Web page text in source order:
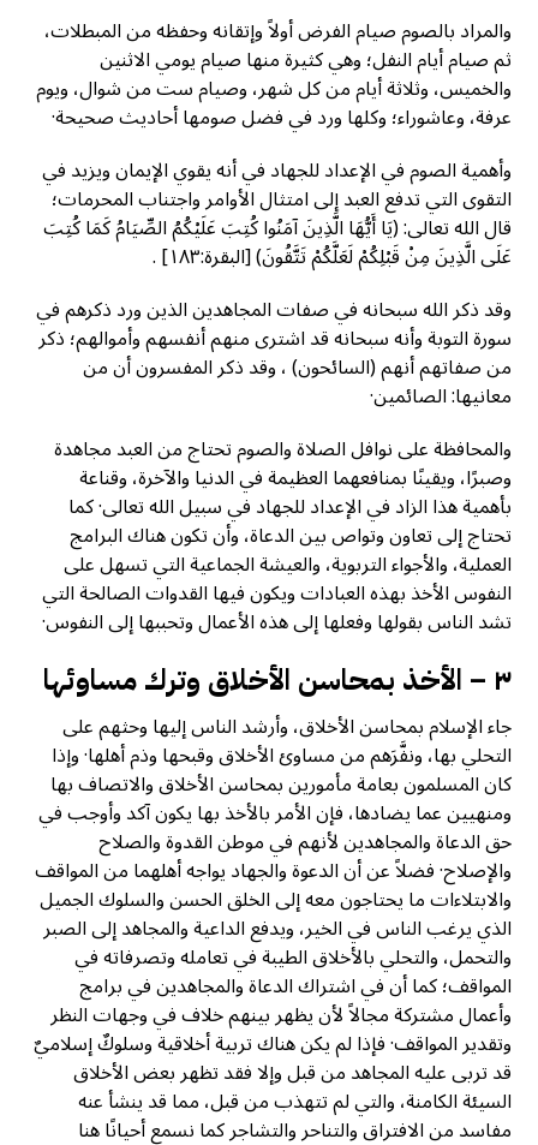
والمراد بالصوم صيام الفرض أولاً وإتقانه وحفظه من المبطلات،
ثم صيام أيام النفل؛ وهي كثيرة منها صيام يومي الاثنين
والخميس، وثلاثة أيام من كل شهر، وصيام ست من شوال، ويوم
عرفة، وعاشوراء؛ وكلها ورد في فضل صومها أحاديث صحيحة·
وأهمية الصوم في الإعداد للجهاد في أنه يقوي الإيمان ويزيد في
التقوى التي تدفع العبد إلى امتثال الأوامر واجتناب المحرمات؛
قال الله تعالى: (يَا أَيُّهَا الَّذِينَ آمَنُوا كُتِبَ عَلَيْكُمُ الصِّيَامُ كَمَا كُتِبَ
عَلَى الَّذِينَ مِنْ قَبْلِكُمْ لَعَلَّكُمْ تَتَّقُونَ) [البقرة:١٨٣] .
وقد ذكر الله سبحانه في صفات المجاهدين الذين ورد ذكرهم في
سورة التوبة وأنه سبحانه قد اشترى منهم أنفسهم وأموالهم؛ ذكر
من صفاتهم أنهم (السائحون) ، وقد ذكر المفسرون أن من
معانيها: الصائمين·
والمحافظة على نوافل الصلاة والصوم تحتاج من العبد مجاهدة
وصبرًا، ويقينًا بمنافعهما العظيمة في الدنيا والآخرة، وقناعة
بأهمية هذا الزاد في الإعداد للجهاد في سبيل الله تعالى· كما
تحتاج إلى تعاون وتواص بين الدعاة، وأن تكون هناك البرامج
العملية، والأجواء التربوية، والعيشة الجماعية التي تسهل على
النفوس الأخذ بهذه العبادات ويكون فيها القدوات الصالحة التي
تشد الناس بقولها وفعلها إلى هذه الأعمال وتحببها إلى النفوس·
٣ – الأخذ بمحاسن الأخلاق وترك مساوئها
جاء الإسلام بمحاسن الأخلاق، وأرشد الناس إليها وحثهم على
التحلي بها، ونفَّرَهم من مساوئ الأخلاق وقبحها وذم أهلها· وإذا
كان المسلمون بعامة مأمورين بمحاسن الأخلاق والاتصاف بها
ومنهيين عما يضادها، فإن الأمر بالأخذ بها يكون آكد وأوجب في
حق الدعاة والمجاهدين لأنهم في موطن القدوة والصلاح
والإصلاح· فضلاً عن أن الدعوة والجهاد يواجه أهلهما من المواقف
والابتلاءات ما يحتاجون معه إلى الخلق الحسن والسلوك الجميل
الذي يرغب الناس في الخير، ويدفع الداعية والمجاهد إلى الصبر
والتحمل، والتحلي بالأخلاق الطيبة في تعامله وتصرفاته في
المواقف؛ كما أن في اشتراك الدعاة والمجاهدين في برامج
وأعمال مشتركة مجالاً لأن يظهر بينهم خلاف في وجهات النظر
وتقدير المواقف· فإذا لم يكن هناك تربية أخلاقية وسلوكٌ إسلاميٌ
قد تربى عليه المجاهد من قبل وإلا فقد تظهر بعض الأخلاق
السيئة الكامنة، والتي لم تتهذب من قبل، مما قد ينشأ عنه
مفاسد من الافتراق والتناحر والتشاجر كما نسمع أحيانًا هنا